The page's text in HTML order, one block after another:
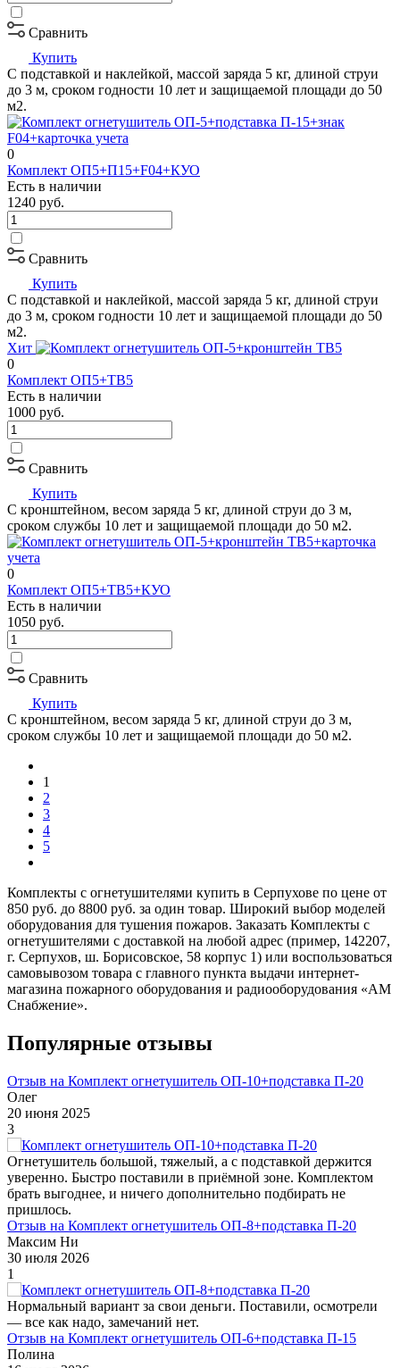
Сравнить
Купить
С подставкой и наклейкой, массой заряда 5 кг, длиной струи
до 3 м, сроком годности 10 лет и защищаемой площади до 50
м2.
0
Комплект ОП5+П15+F04+КУО
Есть в наличии
1240 руб.
Сравнить
Купить
С подставкой и наклейкой, массой заряда 5 кг, длиной струи
до 3 м, сроком годности 10 лет и защищаемой площади до 50
м2.
Хит
0
Комплект ОП5+ТВ5
Есть в наличии
1000 руб.
Сравнить
Купить
С кронштейном, весом заряда 5 кг, длиной струи до 3 м,
сроком службы 10 лет и защищаемой площади до 50 м2.
0
Комплект ОП5+ТВ5+КУО
Есть в наличии
1050 руб.
Сравнить
Купить
С кронштейном, весом заряда 5 кг, длиной струи до 3 м,
сроком службы 10 лет и защищаемой площади до 50 м2.
1
2
3
4
5
Комплекты c огнетушителями купить в Серпухове по цене от
850 руб. до 8800 руб. за один товар. Широкий выбор моделей
оборудования для тушения пожаров. Заказать Комплекты c
огнетушителями с доставкой на любой адрес (пример, 142207,
г. Серпухов, ш. Борисовское, 58 корпус 1) или воспользоваться
самовывозом товара с главного пункта выдачи интернет-
магазина пожарного оборудования и радиооборудования «АМ
Снабжение».
Популярные отзывы
Отзыв на Комплект огнетушитель ОП-10+подставка П-20
Олег
20 июня 2025
3
Огнетушитель большой, тяжелый, а с подставкой держится
уверенно. Быстро поставили в приёмной зоне. Комплектом
брать выгоднее, и ничего дополнительно подбирать не
пришлось.
Отзыв на Комплект огнетушитель ОП-8+подставка П-20
Максим Ни
30 июля 2026
1
Нормальный вариант за свои деньги. Поставили, осмотрели
— все как надо, замечаний нет.
Отзыв на Комплект огнетушитель ОП-6+подставка П-15
Полина